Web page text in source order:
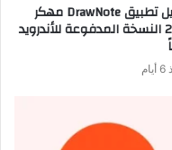
تحميل تطبيق DrawNote مهكر
2026 النسخة المدفوعة للأندرويد